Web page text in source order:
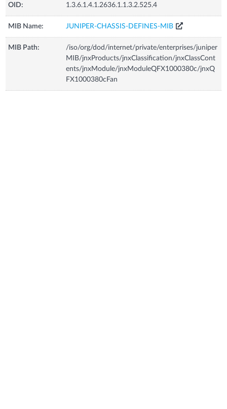
OID: 1.3.6.1.4.1.2636.1.1.3.2.525.4
MIB Name: JUNIPER-CHASSIS-DEFINES-MIB
MIB Path:
/iso/org/dod/internet/private/enterprises/juniper
MIB/jnxProducts/jnxClassification/jnxClassCont
ents/jnxModule/jnxModuleQFX1000380c/jnxQ
FX1000380cFan